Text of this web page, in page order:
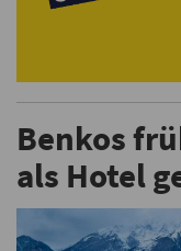
Benkos
als Hotel